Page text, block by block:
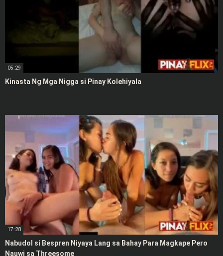
05:29
Kinasta Ng Mga Nigga si Pinay Kolehiyala
17:28
Nabudol si Bespren Niyaya Lang sa Bahay Para Magkape Pero
Nauwi sa Threesome